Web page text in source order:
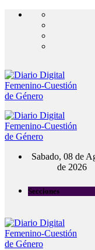
Sabado, 08 de
de 2026
Secciones